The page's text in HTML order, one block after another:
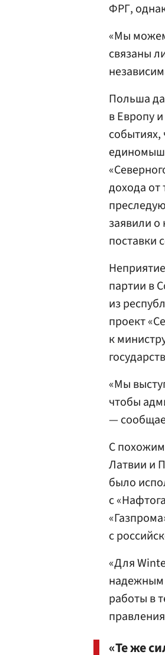
ФРГ,
«Мы
связаны
Польша
в Европу
дохода от
заявили о
поставки
партии в
из
проект
к
«Мы
чтобы
—
С
Латвии и
было
с
с
«Для
надежным
работы в
«Те же